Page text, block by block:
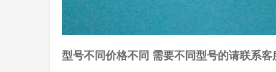
型号不同价格不同 需要不同型号的请联系客